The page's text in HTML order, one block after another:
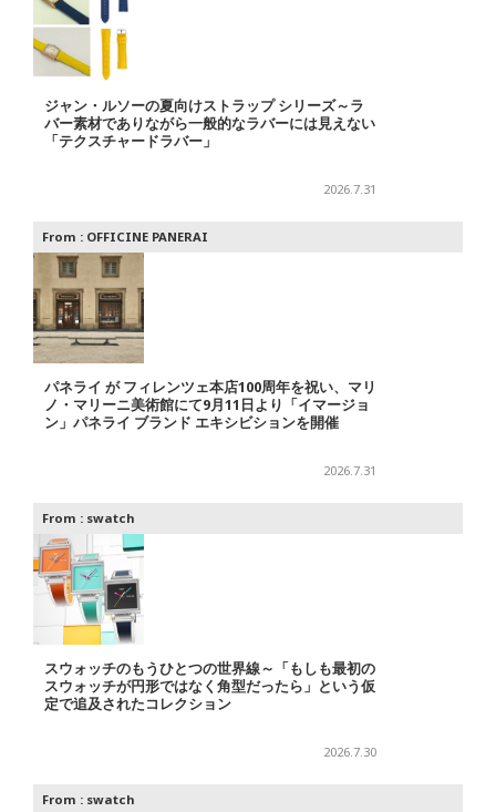
ジャン・ルソーの夏向けストラップ シリーズ～ラ
バー素材でありながら一般的なラバーには見えない
「テクスチャードラバー」
2026.7.31
From : OFFICINE PANERAI
パネライ が フィレンツェ本店100周年を祝い、マリ
ノ・マリーニ美術館にて9月11日より「イマージョ
ン」パネライ ブランド エキシビションを開催
2026.7.31
From : swatch
スウォッチのもうひとつの世界線～「もしも最初の
スウォッチが円形ではなく角型だったら」という仮
定で追及されたコレクション
2026.7.30
From : swatch